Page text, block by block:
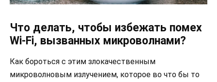
Что делать, чтобы избежать помех
Wi-Fi, вызванных микроволнами?
Как бороться с этим злокачественным
микроволновым излучением, которое во что бы то